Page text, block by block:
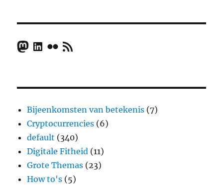
Mastodon
LinkedIn
FlickrRSS Feed
Bijeenkomsten van betekenis (7)
Cryptocurrencies (6)
default (340)
Digitale Fitheid (11)
Grote Themas (23)
How to's (5)